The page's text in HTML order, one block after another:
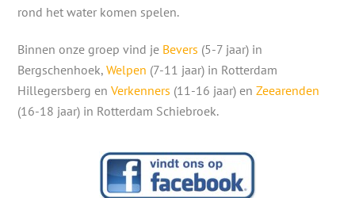
rond het water komen spelen.
Binnen onze groep vind je Bevers (5-7 jaar) in
Bergschenhoek,Welpen (7-11 jaar) in Rotterdam
Hillegersberg enVerkenners (11-16 jaar) enZeearenden
(16-18 jaar) in Rotterdam Schiebroek.